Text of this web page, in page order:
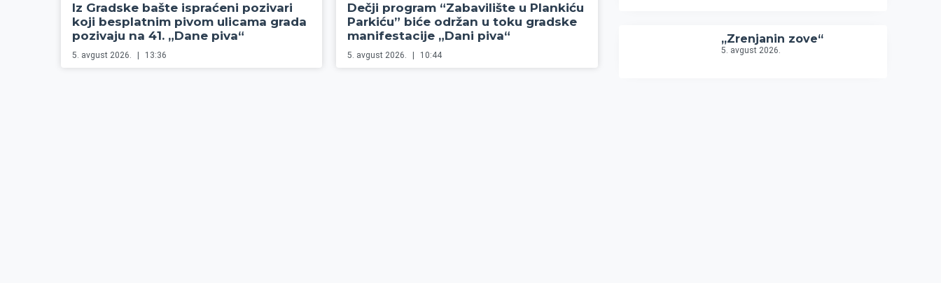
Iz Gradske bašte ispraćeni pozivari
koji besplatnim pivom ulicama grada
pozivaju na 41. „Dane piva“
5. avgust 2026. 13:36
Dečji program “Zabavilište u Plankiću
Parkiću” biće održan u toku gradske
manifestacije „Dani piva“
5. avgust 2026. 10:44
„Zrenjanin zove“
5. avgust 2026.